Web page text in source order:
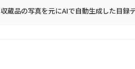
収蔵品の写真を元にAIで自動生成した目録